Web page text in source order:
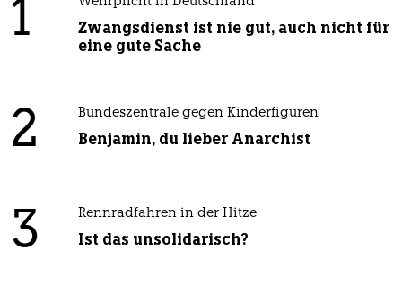
1
Zwangsdienst ist nie gut, auch nicht für
eine gute Sache
2 Bundeszentrale gegen Kinderfiguren
Benjamin, du lieber Anarchist
3 Rennradfahren in der Hitze
Ist das unsolidarisch?